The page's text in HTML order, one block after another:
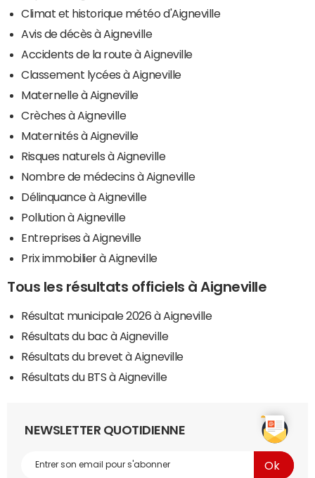
Climat et historique météo d'Aigneville
Avis de décès à Aigneville
Accidents de la route à Aigneville
Classement lycées à Aigneville
Maternelle à Aigneville
Crèches à Aigneville
Maternités à Aigneville
Risques naturels à Aigneville
Nombre de médecins à Aigneville
Délinquance à Aigneville
Pollution à Aigneville
Entreprises à Aigneville
Prix immobilier à Aigneville
Tous les résultats officiels à Aigneville
Résultat municipale 2026 à Aigneville
Résultats du bac à Aigneville
Résultats du brevet à Aigneville
Résultats du BTS à Aigneville
NEWSLETTER QUOTIDIENNE